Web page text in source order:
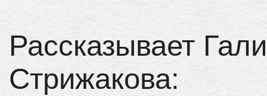
Рассказывает
Стрижакова: